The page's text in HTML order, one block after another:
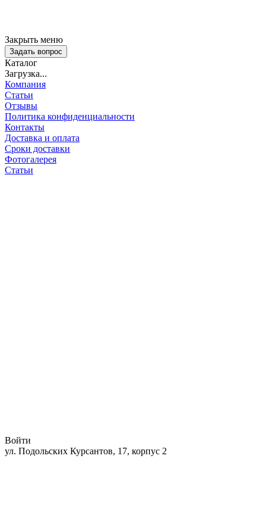
Закрыть меню
Задать вопрос
Каталог
Загрузка...
Компания
Статьи
Отзывы
Политика конфиденциальности
Контакты
Доставка и оплата
Сроки доставки
Фотогалерея
Статьи
Войти
ул. Подольских Курсантов, 17, корпус 2